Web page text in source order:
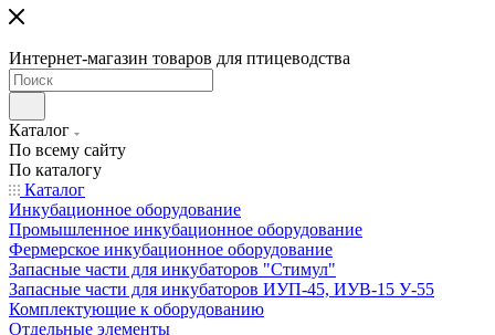
Интернет-магазин товаров для птицеводства
Каталог
По всему сайту
По каталогу
Каталог
Инкубационное оборудование
Промышленное инкубационное оборудование
Фермерское инкубационное оборудование
Запасные части для инкубаторов "Стимул"
Запасные части для инкубаторов ИУП-45, ИУВ-15 У-55
Комплектующие к оборудованию
Отдельные элементы